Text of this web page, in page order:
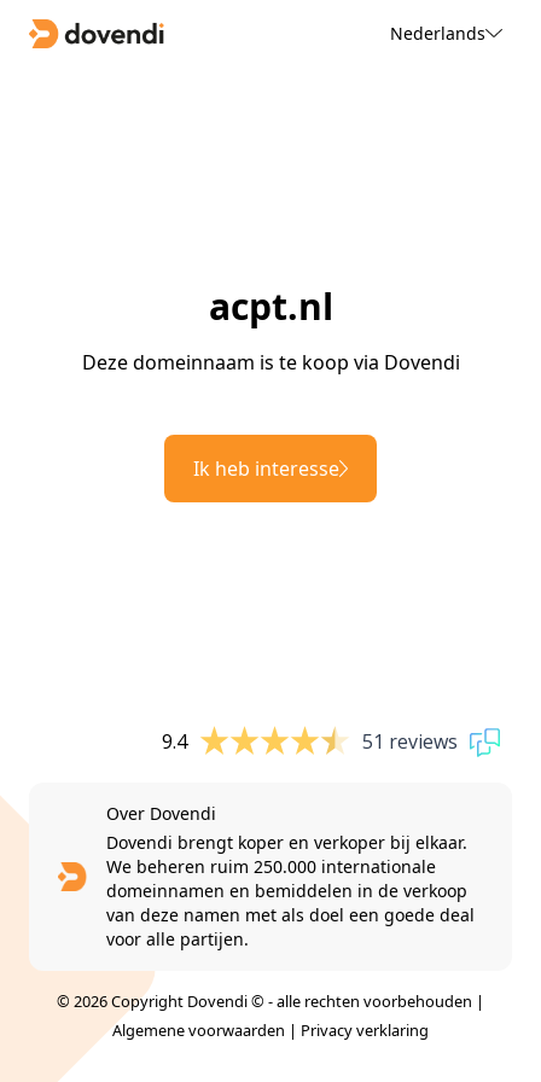
Nederlands
acpt.nl
Deze domeinnaam is te koop via Dovendi
Ik heb interesse
9.4 51 reviews
Over Dovendi
Dovendi brengt koper en verkoper bij elkaar.
We beheren ruim 250.000 internationale
domeinnamen en bemiddelen in de verkoop
van deze namen met als doel een goede deal
voor alle partijen.
© 2026 Copyright Dovendi © - alle rechten voorbehouden |
Algemene voorwaarden | Privacy verklaring